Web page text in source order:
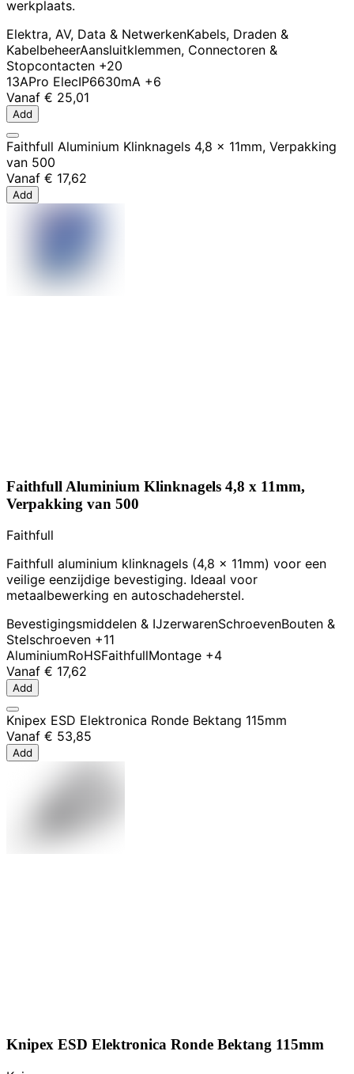
werkplaats.
Elektra, AV, Data & NetwerkenKabels, Draden &
KabelbeheerAansluitklemmen, Connectoren &
Stopcontacten +20
13APro ElecIP6630mA +6
Vanaf € 25,01
Add
Faithfull Aluminium Klinknagels 4,8 x 11mm, Verpakking
van 500
Vanaf € 17,62
Add
Faithfull Aluminium Klinknagels 4,8 x 11mm,
Verpakking van 500
Faithfull
Faithfull aluminium klinknagels (4,8 x 11mm) voor een
veilige eenzijdige bevestiging. Ideaal voor
metaalbewerking en autoschadeherstel.
Bevestigingsmiddelen & IJzerwarenSchroevenBouten &
Stelschroeven +11
AluminiumRoHSFaithfullMontage +4
Vanaf € 17,62
Add
Knipex ESD Elektronica Ronde Bektang 115mm
Vanaf € 53,85
Add
Knipex ESD Elektronica Ronde Bektang 115mm